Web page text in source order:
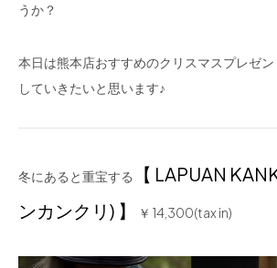
うか？
本日は熊本店おすすめのクリスマスプレゼ
していきたいと思います♪
冬にあると重宝する
【 LAPUAN
ンカンクリ) 】
￥ 14,300(tax in)